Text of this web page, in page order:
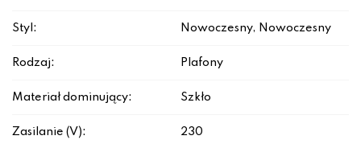
Styl: Nowoczesny, Nowoczesny
Rodzaj: Plafony
Materiał dominujący: Szkło
Zasilanie (V): 230